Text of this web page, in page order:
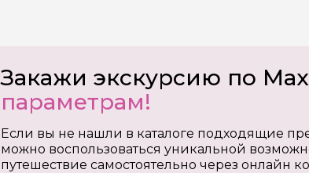
Закажи экскурсию по
параметрам!
Если вы не нашли в каталоге подходящие
можно воспользоваться уникальной
путешествие самостоятельно через онлайн